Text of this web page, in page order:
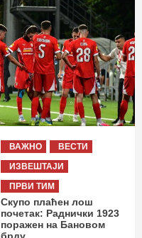
ВАЖНО
ВЕСТИ
ИЗВЕШТАЈИ
ПРВИ ТИМ
Скупо плаћен лош
почетак: Раднички 1923
поражен на Бановом